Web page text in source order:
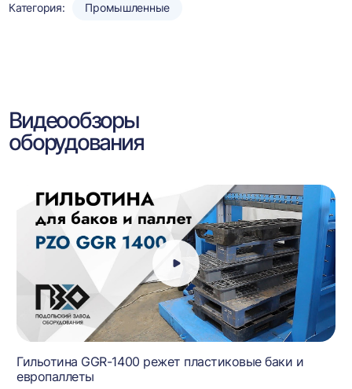
Категория: Промышленные
Видеообзоры
оборудования
Гильотина GGR-1400 режет пластиковые баки и
европаллеты